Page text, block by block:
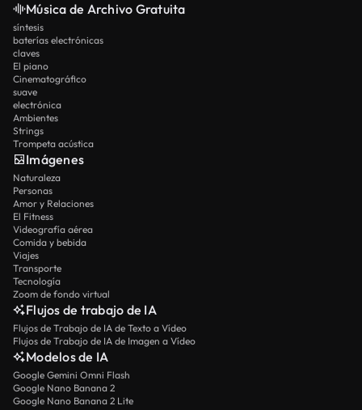
Música de Archivo Gratuita
síntesis
baterías electrónicas
claves
El piano
Cinematográfico
suave
electrónica
Ambientes
Strings
Trompeta acústica
Imágenes
Naturaleza
Personas
Amor y Relaciones
El Fitness
Videografía aérea
Comida y bebida
Viajes
Transporte
Tecnología
Zoom de fondo virtual
Flujos de trabajo de IA
Flujos de Trabajo de IA de Texto a Vídeo
Flujos de Trabajo de IA de Imagen a Vídeo
Modelos de IA
Google Gemini Omni Flash
Google Nano Banana 2
Google Nano Banana 2 Lite